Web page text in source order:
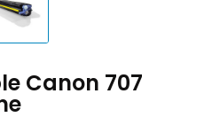
Canon 707